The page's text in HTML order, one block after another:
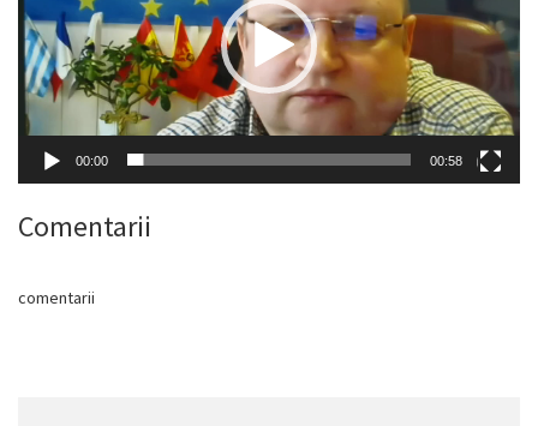
00:00 00:58
Comentarii
comentarii